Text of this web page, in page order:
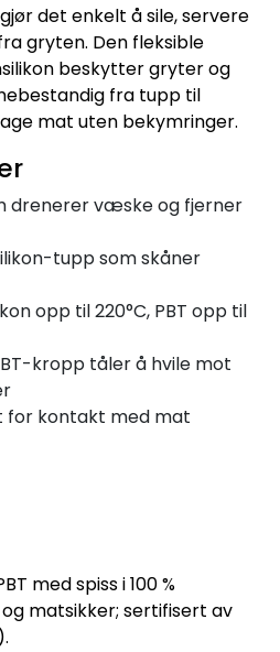
det enkelt å sile, servere
gryten. Den fleksible
beskytter gryter og
fra tupp til
mat uten bekymringer.
drenerer væske og fjerner
tupp som skåner
opp til 220°C, PBT opp til
kropp tåler å hvile mot
for kontakt med mat
med spiss i 100 %
matsikker; sertifisert av